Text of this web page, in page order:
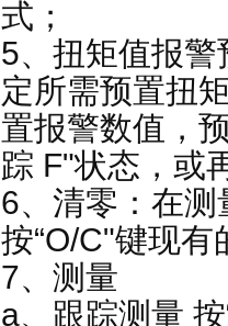
式；
5、扭矩值报警
定所需预置扭
置报警数值，
踪 F"状态，或
6、清零：在
按“O/C"键现
7、测量
a、跟踪测量